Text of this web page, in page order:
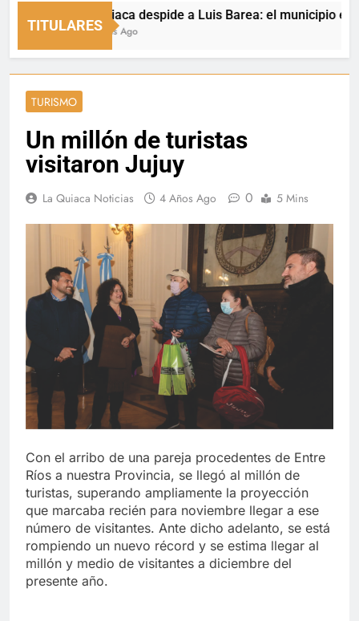
TITULARES
La Quiaca despide a Luis Barea: el municipio
14 Horas Ago
TURISMO
Un millón de turistas
visitaron Jujuy
La Quiaca Noticias 4 Años Ago 0 5 Mins
Con el arribo de una pareja procedentes de Entre
Ríos a nuestra Provincia, se llegó al millón de
turistas, superando ampliamente la proyección
que marcaba recién para noviembre llegar a ese
número de visitantes. Ante dicho adelanto, se está
rompiendo un nuevo récord y se estima llegar al
millón y medio de visitantes a diciembre del
presente año.